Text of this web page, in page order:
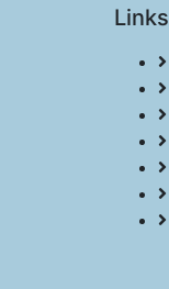
Links